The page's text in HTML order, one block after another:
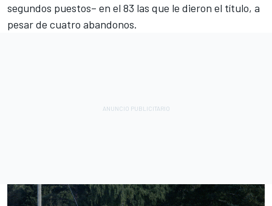
segundos puestos– en el 83 las que le dieron el título, a
pesar de cuatro abandonos.